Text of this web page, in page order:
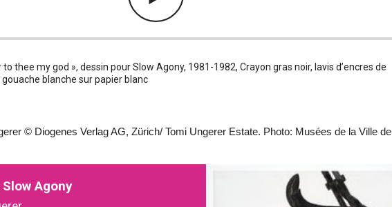
to thee my god », dessin pour Slow Agony, 1981-1982, Crayon gras noir, lavis d’encres de
blanche sur papier blanc
© Diogenes Verlag AG, Zürich/ Tomi Ungerer Estate. Photo: Musées de la Ville de
Agony